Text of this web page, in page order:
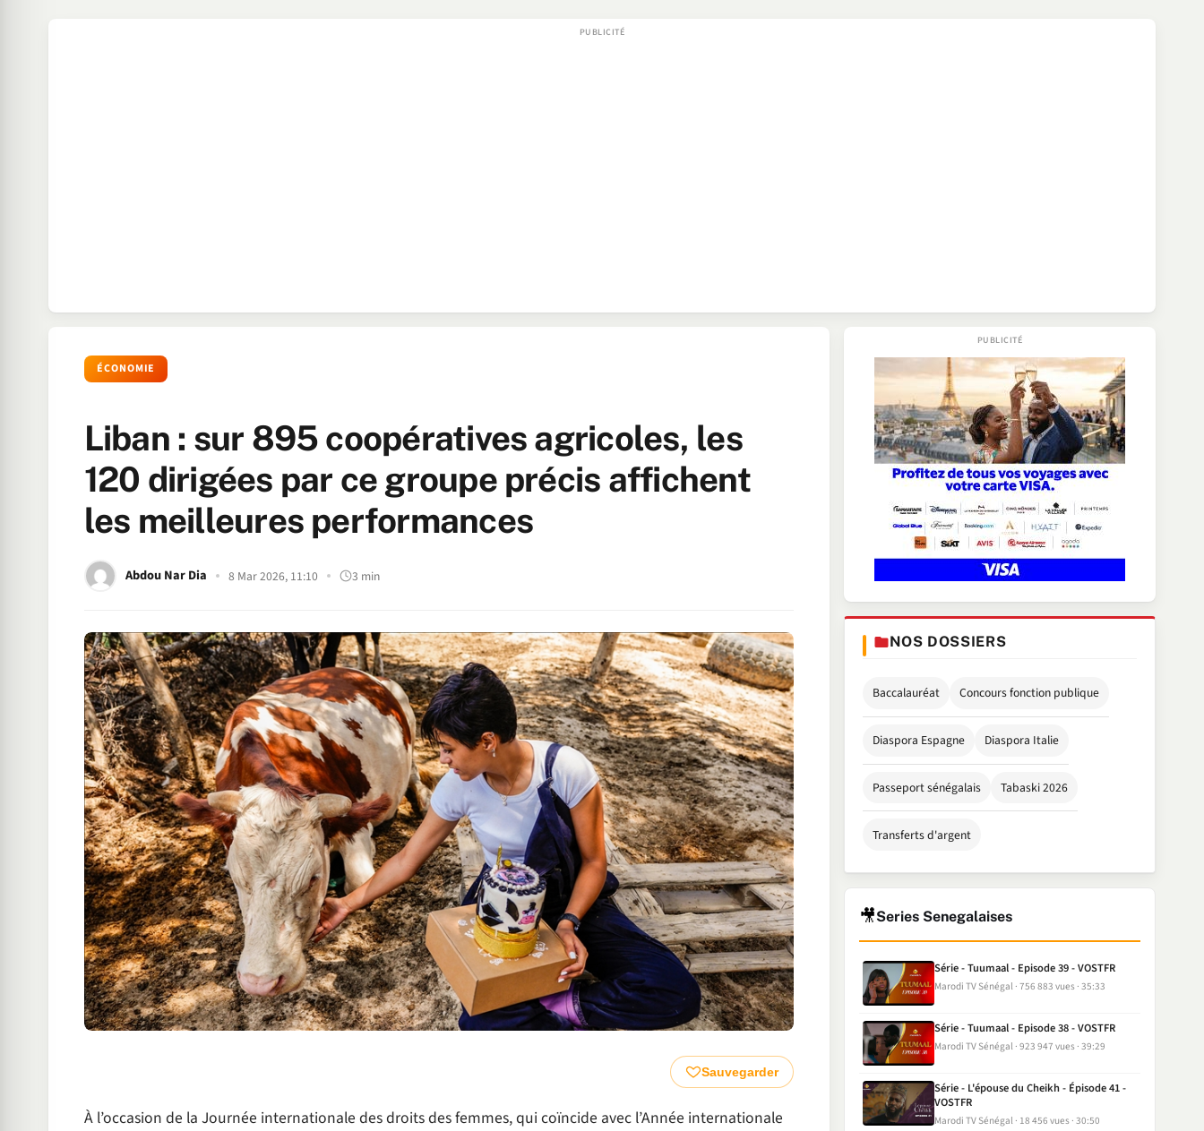
ÉCONOMIE
Liban : sur 895 coopératives agricoles, les
120 dirigées par ce groupe précis affichent
les meilleures performances
Abdou Nar Dia 8 Mar 2026, 11:10 3 min
Sauvegarder
À l’occasion de la Journée internationale des droits des femmes, qui coïncide avec l’Année internationale
NOS DOSSIERS
Baccalauréat Concours fonction publique
Diaspora Espagne Diaspora Italie
Passeport sénégalais Tabaski 2026
Transferts d'argent
🎥Series Senegalaises
Série - Tuumaal - Episode 39 - VOSTFR
Marodi TV Sénégal 756 883 vues 35:33
Série - Tuumaal - Episode 38 - VOSTFR
Marodi TV Sénégal 923 947 vues 39:29
Série - L'épouse du Cheikh - Épisode 41 -
VOSTFR
Marodi TV Sénégal 18 456 vues 30:50